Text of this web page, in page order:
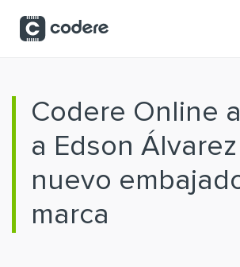
Codere Online
a Edson
nuevo
marca